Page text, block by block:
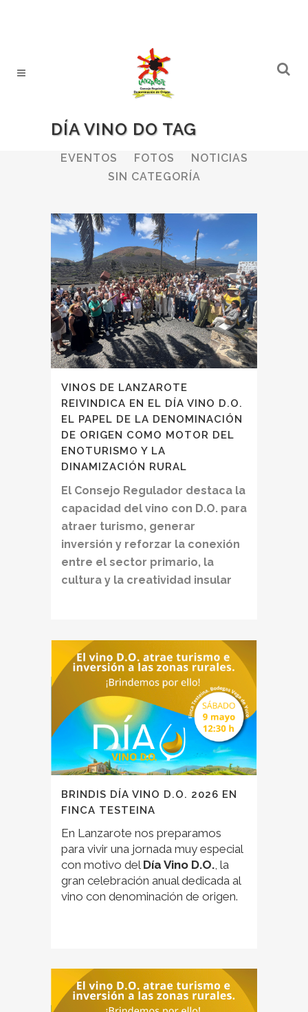
DÍA VINO DO TAG
ALL BODEGAS
BOLETINES
EVENTOS
FOTOS
NOTICIAS
SIN CATEGORÍA
VINOS DE LANZAROTE
REIVINDICA EN EL DÍA VINO D.O.
EL PAPEL DE LA DENOMINACIÓN
DE ORIGEN COMO MOTOR DEL
ENOTURISMO Y LA
DINAMIZACIÓN RURAL
El Consejo Regulador destaca la
capacidad del vino con D.O. para
atraer turismo, generar
inversión y reforzar la conexión
entre el sector primario, la
cultura y la creatividad insular
BRINDIS DÍA VINO D.O. 2026 EN
FINCA TESTEINA
En Lanzarote nos preparamos
para vivir una jornada muy especial
con motivo del Día Vino D.O.
, la
gran celebración anual dedicada al
vino con denominación de origen.